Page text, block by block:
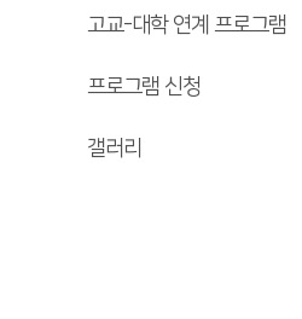
고교-대학 연계 프로그램
프로그램 신청
갤러리